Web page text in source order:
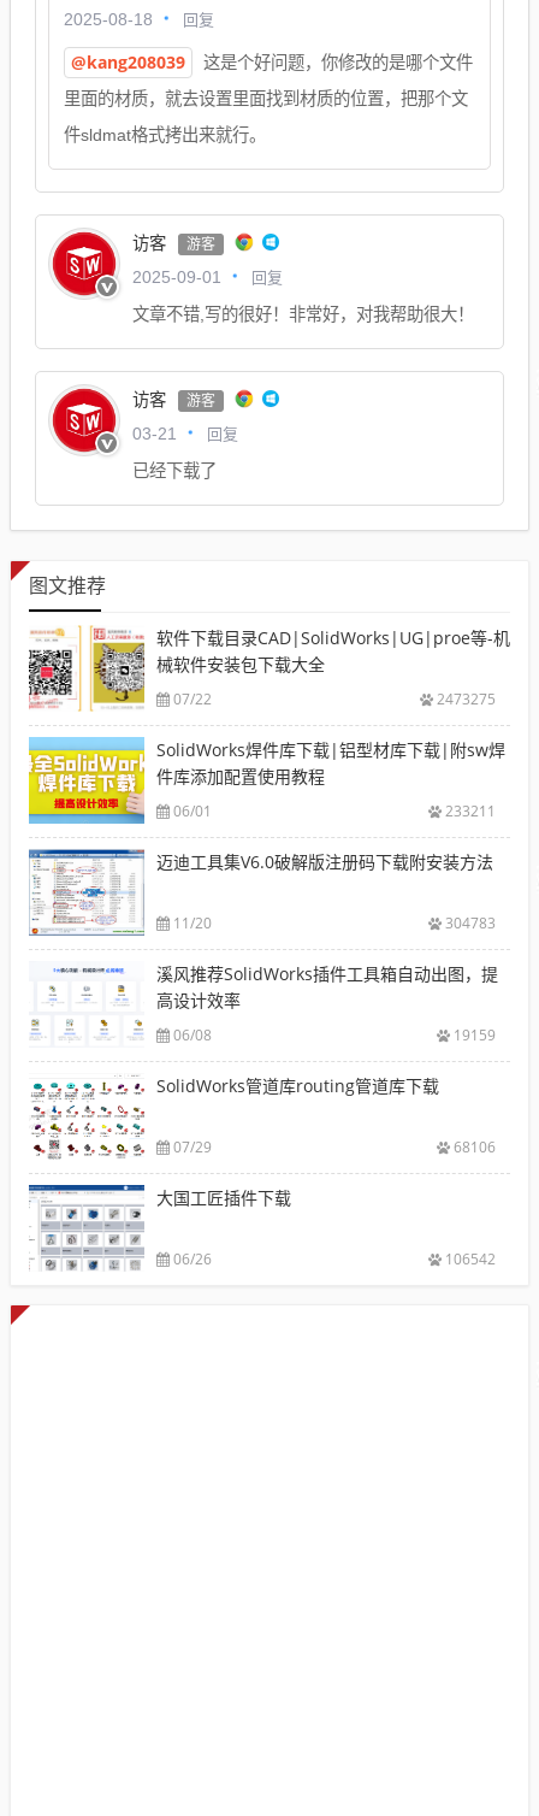
2025-08-18 回复
@kang208039
这是个好问题，你修改的是哪个文件
里面的材质，就去设置里面找到材质的位置，把那个文
件sldmat格式拷出来就行。
访客 游客
2025-09-01 回复
文章不错,写的很好！非常好，对我帮助很大！
访客 游客
03-21 回复
已经下载了
图文推荐
软件下载目录CAD|SolidWorks|UG|proe等-机
械软件安装包下载大全
07/22 2473275
SolidWorks焊件库下载|铝型材库下载|附sw焊
件库添加配置使用教程
06/01 233211
迈迪工具集V6.0破解版注册码下载附安装方法
11/20 304783
溪风推荐SolidWorks插件工具箱自动出图，提
高设计效率
06/08 19159
SolidWorks管道库routing管道库下载
07/29 68106
大国工匠插件下载
06/26 106542